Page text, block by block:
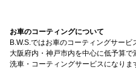
お車のコーティングについて
B.W.S.ではお車のコーティングサービ
大阪府内・神戸市内を中心に低予算で
洗車・コーティングサービスになりま